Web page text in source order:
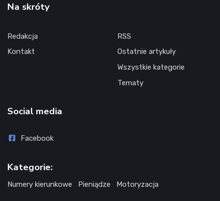
Na skróty
Redakcja
Kontakt
RSS
Ostatnie artykuły
Wszystkie kategorie
Tematy
Social media
Facebook
Kategorie:
Numery kierunkowe Pieniądze Motoryzacja